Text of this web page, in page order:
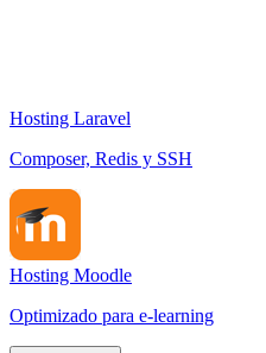
Hosting Laravel
Composer, Redis y SSH
Hosting Moodle
Optimizado para e-learning